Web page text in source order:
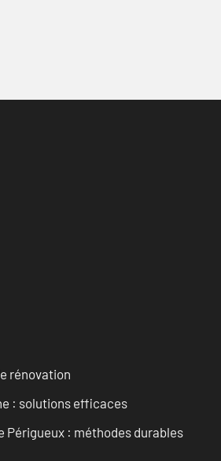
rénovation
: solutions efficaces
Périgueux : méthodes durables